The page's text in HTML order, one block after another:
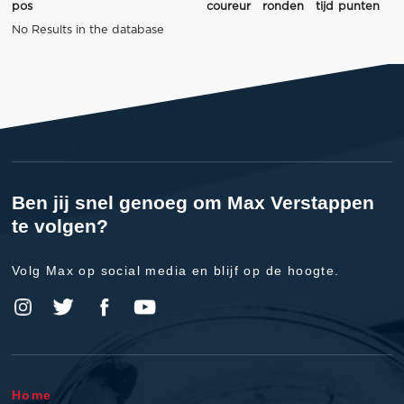
pos coureur ronden tijd
punten
No Results in the database
Ben jij snel genoeg om Max Verstappen
te volgen?
Volg Max op social media en blijf op de hoogte.
Home